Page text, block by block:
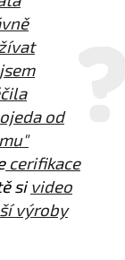
od
cerifikace
sivideo
výroby